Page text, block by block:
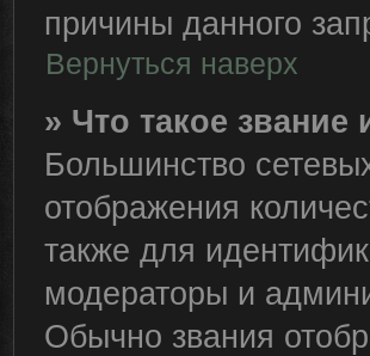
причины данного
Вернуться наверх
» Что такое звание
Большинство
отображения
также для
модераторы и
Обычно звания